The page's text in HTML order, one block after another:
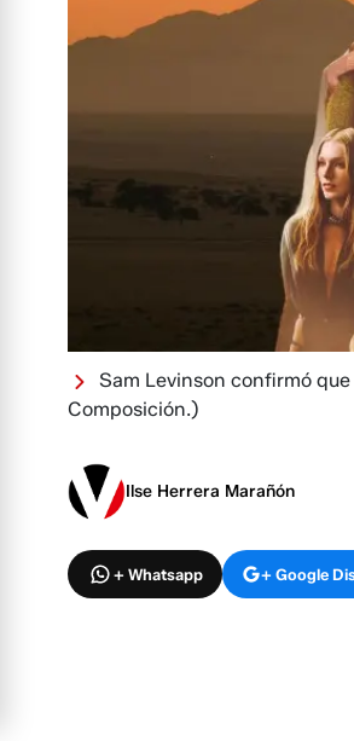
Sam Levinson confirmó
Composición.)
Ilse Herrera Marañón
+ Whatsapp + Google